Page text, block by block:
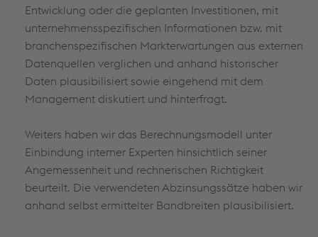
Entwicklung oder die geplanten Investitionen, mit
unternehmensspezifischen Informationen bzw. mit
branchenspezifischen Markterwartungen aus externen
Datenquellen verglichen und anhand historischer
Daten plausibilisiert sowie eingehend mit dem
Management diskutiert und hinterfragt.
Weiters haben wir das Berechnungsmodell unter
Einbindung interner Experten hinsichtlich seiner
Angemessenheit und rechnerischen Richtigkeit
beurteilt. Die verwendeten Abzinsungssätze haben wir
anhand selbst ermittelter Bandbreiten plausibilisiert.